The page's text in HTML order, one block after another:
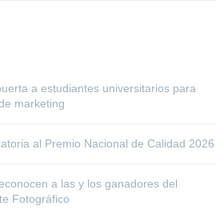
a estudiantes universitarios para
marketing
al Premio Nacional de Calidad 2026
a las y los ganadores del
Fotográfico